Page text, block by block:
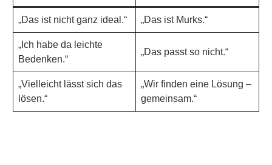
„Das ist nicht ganz ideal.“ „Das ist Murks.“
„Ich habe da leichte
Bedenken.“
„Das passt so nicht.“
„Vielleicht lässt sich das
lösen.“
„Wir finden eine Lösung –
gemeinsam.“